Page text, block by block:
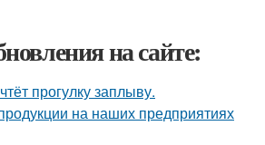
на сайте:
прогулку заплыву.
на наших предприятиях